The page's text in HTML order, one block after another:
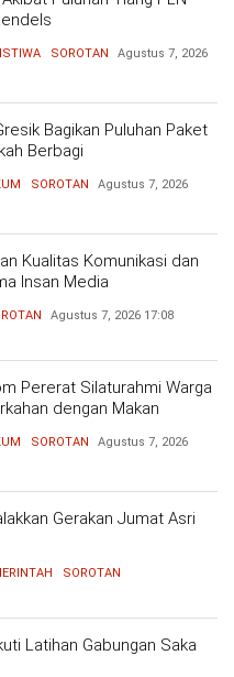
SOROTAN Agustus 7, 2026
Bagikan Puluhan Paket
Berbagi
SOROTAN Agustus 7, 2026
Kualitas Komunikasi dan
Insan Media
Agustus 7, 2026 17:08
Pererat Silaturahmi Warga
dengan Makan
SOROTAN Agustus 7, 2026
Gerakan Jumat Asri
SOROTAN
Latihan Gabungan Saka